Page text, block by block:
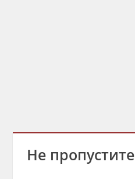
Не пропустите